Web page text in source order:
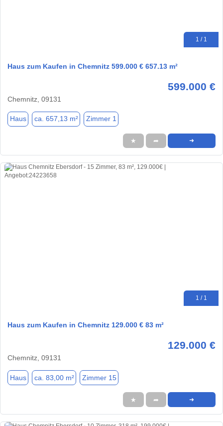
1 / 1
Haus zum Kaufen in Chemnitz 599.000 € 657.13 m²
599.000 €
Chemnitz, 09131
Haus ca. 657,13 m² Zimmer 1
★ ➦ ➜
1 / 1
Haus zum Kaufen in Chemnitz 129.000 € 83 m²
129.000 €
Chemnitz, 09131
Haus ca. 83,00 m² Zimmer 15
★ ➦ ➜